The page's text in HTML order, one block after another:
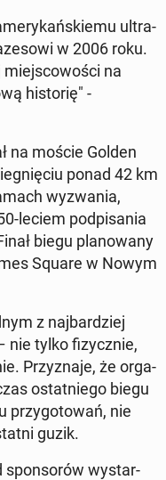
ul­tra­
w 2006 roku.
miejs­cowoś­ci na
his­torię" -
na moście Golden
ponad 42 km
wyzwa­nia,
leciem pod­pisa­nia
biegu planowany
Square w Nowym
z na­jbardziej
nie tylko fizy­cznie,
Przyz­na­je, że or­ga­
os­tat­niego biegu
przy­go­towań, nie
guzik.
spon­sorów wystar­